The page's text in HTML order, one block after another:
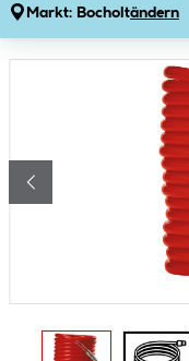
Markt: Bocholtändern
Artikelnummer: 246072
Bildergalerie überspringen